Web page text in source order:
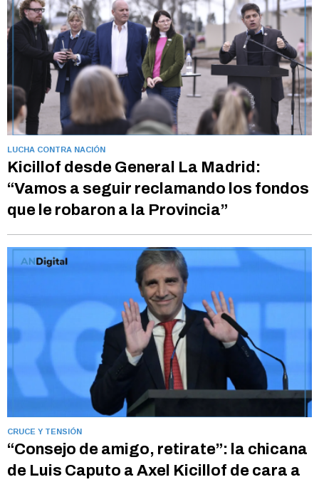
LUCHA CONTRA NACIÓN
Kicillof desde General La Madrid:
“Vamos a seguir reclamando los fondos
que le robaron a la Provincia”
CRUCE Y TENSIÓN
“Consejo de amigo, retirate”: la chicana
de Luis Caputo a Axel Kicillof de cara a